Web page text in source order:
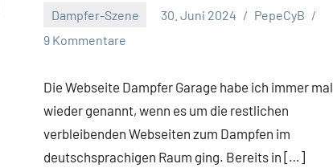
Dampfer-Szene 30. Juni 2024
PepeCyB
9 Kommentare
Die Webseite Dampfer Garage habe ich immer mal
wieder genannt, wenn es um die restlichen
verbleibenden Webseiten zum Dampfen im
deutschsprachigen Raum ging. Bereits in […]